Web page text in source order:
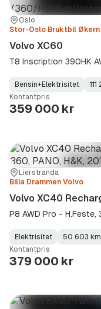
Sted:
Oslo
Forhandler:
Stor-Oslo Bruktbil Økern
Volvo XC60
T8 Inscription 390HK
Fuel
Type:
Bensin+Elektrisitet
Kilometerstand:
Model
Year:
Gearbox
Type:
Kontantpris
359 000 kr
Sted:Lierstranda
Forhandler:
Bilia Drammen Volvo
Volvo XC40
P8 AWD Pro - H.Feste,
Fuel
Type:
Elektrisitet
Kilometerstand:
50 603 km
Model
Year:
Gearbox
Type:
Kontantpris
379 000 kr